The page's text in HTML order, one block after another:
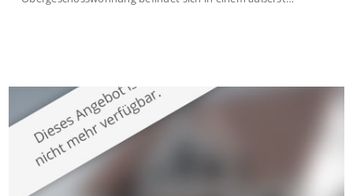
großzügige Räume und eine hochwertige Ausstattung, die
modernen Wohnkomfort mit einem stilvollen Ambiente
verbindet. Der […]